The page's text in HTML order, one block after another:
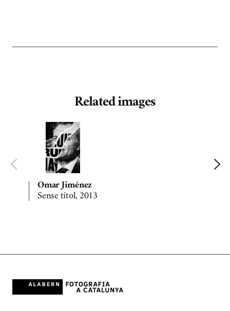
Related images
Omar Jiménez
Sense títol, 2013